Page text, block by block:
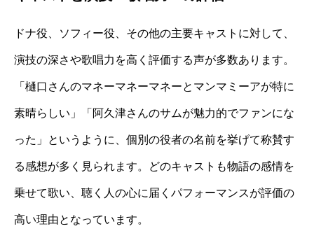
ドナ役、ソフィー役、その他の主要キャストに対して、
演技の深さや歌唱力を高く評価する声が多数あります。
「樋口さんのマネーマネーマネーとマンマミーアが特に
素晴らしい」「阿久津さんのサムが魅力的でファンにな
った」というように、個別の役者の名前を挙げて称賛す
る感想が多く見られます。どのキャストも物語の感情を
乗せて歌い、聴く人の心に届くパフォーマンスが評価の
高い理由となっています。